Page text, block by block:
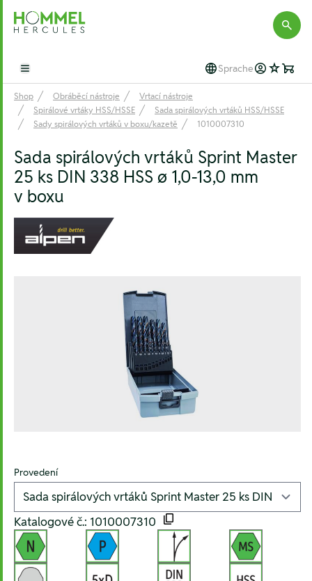
Hommel Hercules
Open main menu Sprache
Shop Obráběcí nástroje
Vrtací nástroje
Spirálové vrtáky HSS/HSSE
Sada spirálových vrtáků HSS/HSSE
Sady spirálových vrtáků v boxu/kazetě
1010007310
Sada spirálových vrtáků Sprint Master
25 ks DIN 338 HSS ø 1,0-13,0 mm
v boxu
Provedení
Katalogové č.: 1010007310